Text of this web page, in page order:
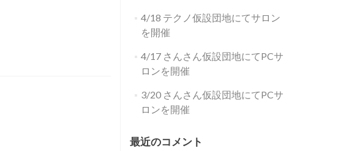
4/18 テクノ仮設団地にてサロン
を開催
4/17 さんさん仮設団地にてPCサ
ロンを開催
3/20 さんさん仮設団地にてPCサ
ロンを開催
最近のコメント